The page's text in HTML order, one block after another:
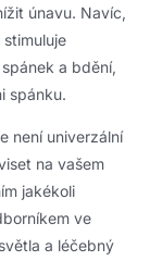
únavu. Navíc,
a bdění,
spánku.
není univerzální
na vašem
jakékoli
ve
a léčebný